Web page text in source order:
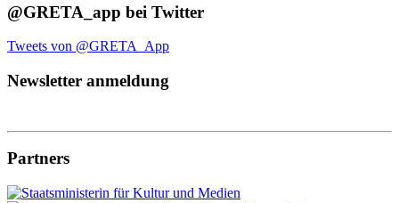
@GRETA_app bei Twitter
Tweets von @GRETA_App
Newsletter anmeldung
Partners